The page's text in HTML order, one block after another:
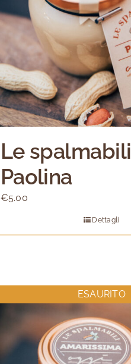
Le spalmabili |
Paolina
€5.00
Dettagli
ESAURITO